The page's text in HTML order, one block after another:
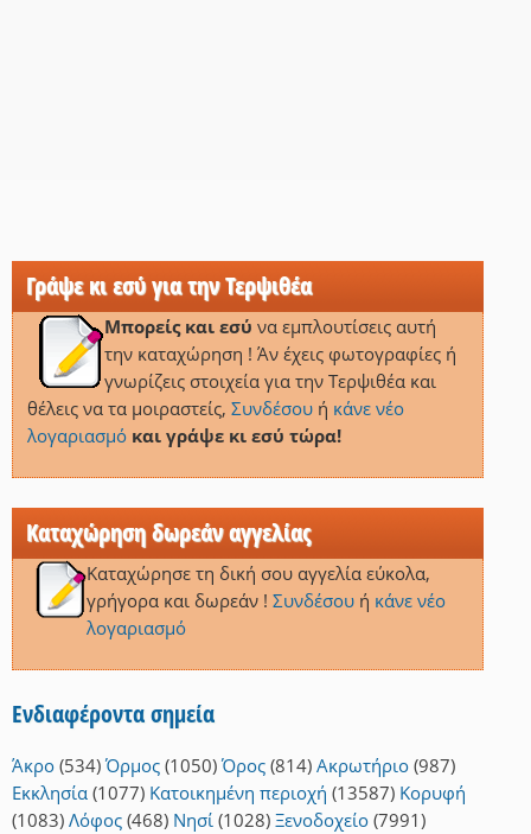
Γράψε κι εσύ για την Τερψιθέα
Μπορείς και εσύ να εμπλουτίσεις αυτή
την καταχώρηση ! Άν έχεις φωτογραφίες ή
γνωρίζεις στοιχεία για την Τερψιθέα και
θέλεις να τα μοιραστείς, Συνδέσουή κάνε νέο
λογαριασμό και γράψε κι εσύ τώρα!
Καταχώρηση δωρεάν αγγελίας
Καταχώρησε τη δική σου αγγελία εύκολα,
γρήγορα και δωρεάν ! Συνδέσουή κάνε νέο
λογαριασμό
Ενδιαφέροντα σημεία
Άκρο (534) Όρμος (1050) Όρος (814) Ακρωτήριο (987)
Εκκλησία (1077) Κατοικημένη περιοχή (13587) Κορυφή
(1083) Λόφος (468) Νησί (1028) Ξενοδοχείο (7991)